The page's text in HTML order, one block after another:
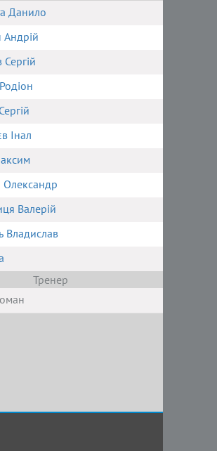
Данило
Андрій
Інал
Олександр
Валерій
Владислав
Тренер